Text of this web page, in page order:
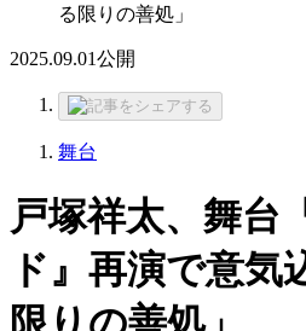
る限りの善処」
2025.09.01公開
舞台
戸塚祥太、舞台
ド』再演で意気